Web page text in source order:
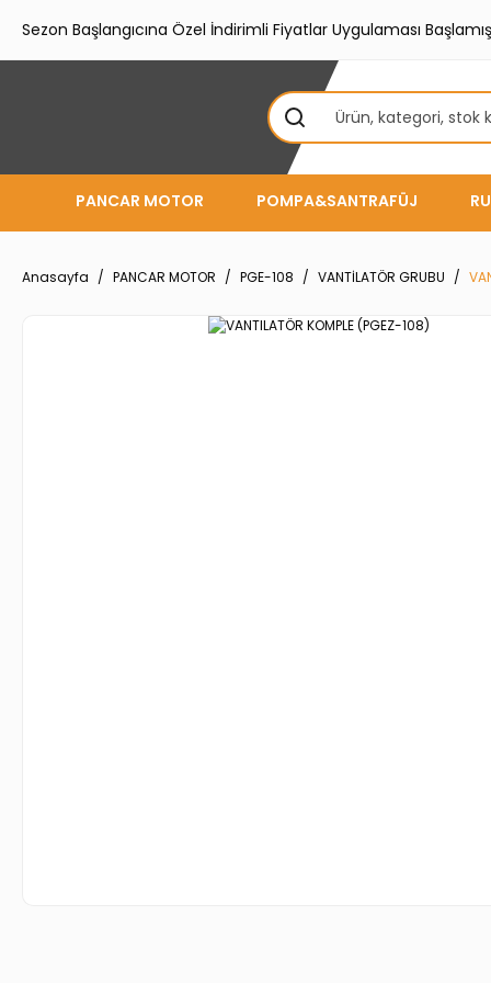
Sezon Başlangıcına Özel İndirimli Fiyatlar Uygulaması
PANCAR MOTOR POMPA&SANTRAFÜJ
Anasayfa PANCAR MOTOR PGE-108 VANTİLATÖR GRUBU